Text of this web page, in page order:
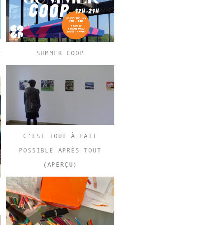
SUMMER COOP
C’EST TOUT À FAIT
POSSIBLE APRÈS TOUT
(APERÇU)